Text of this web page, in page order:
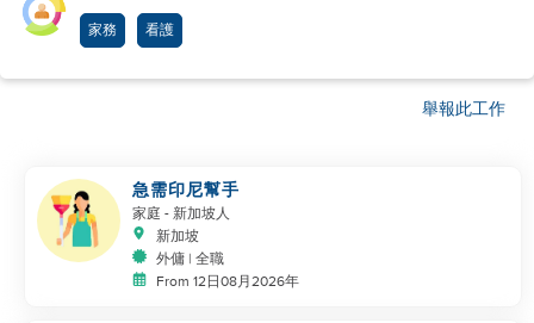
家務 看護
舉報此工作
急需印尼幫手
家庭 - 新加坡人
新加坡
外傭 | 全職
From 12日08月2026年